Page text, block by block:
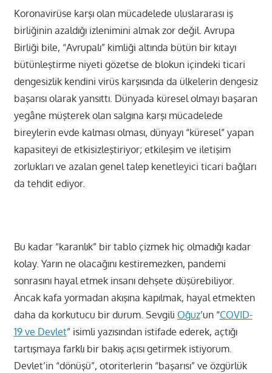
Koronavirüse karşı olan mücadelede uluslararası iş
birliğinin azaldığı izlenimini almak zor değil. Avrupa
Birliği bile, “Avrupalı” kimliği altında bütün bir kıtayı
bütünleştirme niyeti gözetse de blokun içindeki ticari
dengesizlik kendini virüs karşısında da ülkelerin dengesiz
başarısı olarak yansıttı. Dünyada küresel olmayı başaran
yegâne müşterek olan salgına karşı mücadelede
bireylerin evde kalması olması, dünyayı “küresel” yapan
kapasiteyi de etkisizleştiriyor; etkileşim ve iletişim
zorlukları ve azalan genel talep kenetleyici ticari bağları
da tehdit ediyor.
Bu kadar “karanlık” bir tablo çizmek hiç olmadığı kadar
kolay. Yarın ne olacağını kestiremezken, pandemi
sonrasını hayal etmek insanı dehşete düşürebiliyor.
Ancak kafa yormadan akışına kapılmak, hayal etmekten
daha da korkutucu bir durum. Sevgili Oğuz’un “COVID-
19 ve Devlet” isimli yazısından istifade ederek, açtığı
tartışmaya farklı bir bakış açısı getirmek istiyorum.
Devlet’in “dönüşü”, otoriterlerin “başarısı” ve özgürlük